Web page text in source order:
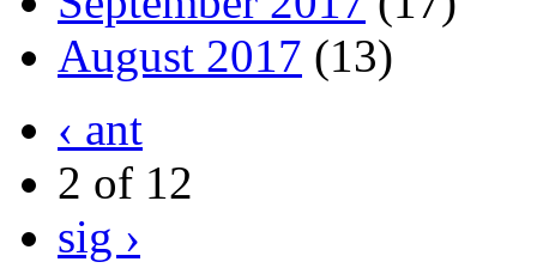
August 2017 (13)
‹ ant
2 of 12
sig ›